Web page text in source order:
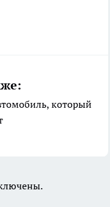
который